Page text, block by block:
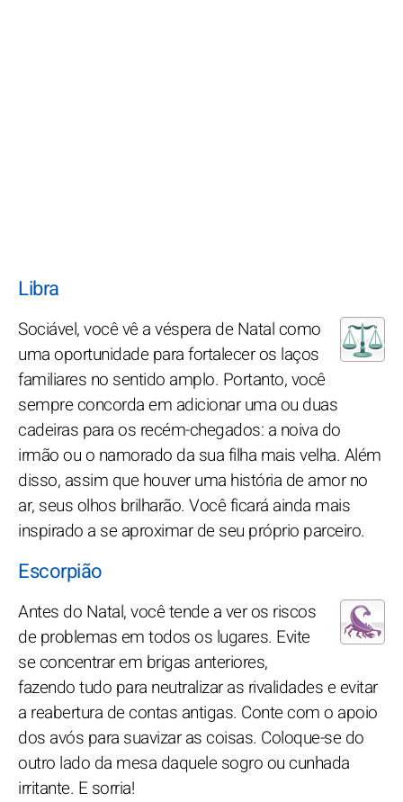
Libra
Sociável, você vê a véspera de Natal como
uma oportunidade para fortalecer os laços
familiares no sentido amplo. Portanto, você
sempre concorda em adicionar uma ou duas
cadeiras para os recém-chegados: a noiva do
irmão ou o namorado da sua filha mais velha. Além
disso, assim que houver uma história de amor no
ar, seus olhos brilharão. Você ficará ainda mais
inspirado a se aproximar de seu próprio parceiro.
Escorpião
Antes do Natal, você tende a ver os riscos
de problemas em todos os lugares. Evite
se concentrar em brigas anteriores,
fazendo tudo para neutralizar as rivalidades e evitar
a reabertura de contas antigas. Conte com o apoio
dos avós para suavizar as coisas. Coloque-se do
outro lado da mesa daquele sogro ou cunhada
irritante. E sorria!